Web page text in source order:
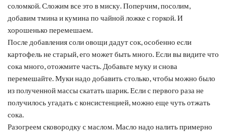
соломкой. Сложим все это в миску. Поперчим, посолим,
добавим тмина и кумина по чайной ложке с горкой. И
хорошенько перемешаем.
После добавления соли овощи дадут сок, особенно если
картофель не старый, его может быть много. Если вы видите что
сока много, отожмите часть. Добавьте муку и снова
перемешайте. Муки надо добавить столько, чтобы можно было
из полученной массы скатать шарик. Если с первого раза не
получилось угадать с консистенцией, можно еще чуть отжать
сока.
Разогреем сковородку с маслом. Масло надо налить примерно